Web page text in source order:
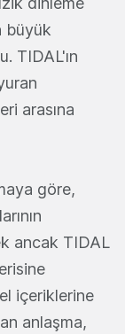
büyük
TIDAL'ın
arasına
göre,
ancak TIDAL
içeriklerine
anlaşma,